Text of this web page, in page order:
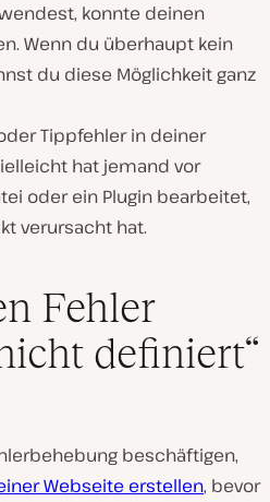
konnte deinen
Wenn du überhaupt kein
du diese Möglichkeit ganz
Tippfehler in deiner
hat jemand vor
oder ein Plugin bearbeitet,
verursacht hat.
Fehler
definiert“
beschäftigen,
Webseite erstellen, bevor